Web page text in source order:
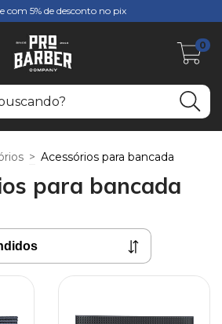
com 5% de desconto no pix
0
> Acessórios para bancada
para bancada